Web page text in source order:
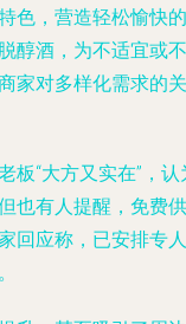
色，营造轻松愉快的
醇酒，为不适宜或不
家对多样化需求的关
板“大方又实在”，认
也有人提醒，免费供
回应称，已安排专人